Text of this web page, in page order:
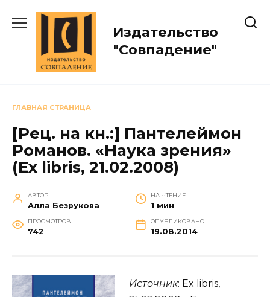
содержанию
Издательство
"Совпадение"
ГЛАВНАЯ СТРАНИЦА
[Рец. на кн.:] Пантелеймон
Романов. «Наука зрения»
(Ex libris, 21.02.2008)
АВТОР
Алла Безрукова
НА ЧТЕНИЕ
1 мин
ПРОСМОТРОВ
742
ОПУБЛИКОВАНО
19.08.2014
Источник: Ex libris,